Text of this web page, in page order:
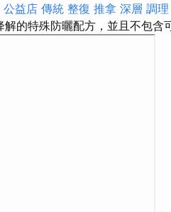
益店 傳統 整復 推拿 深層 調
的特殊防曬配方，並且不包含